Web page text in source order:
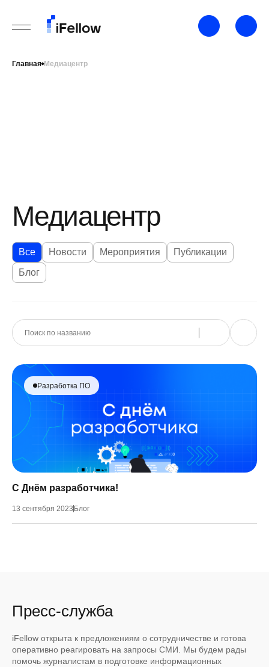
Главная Медиацентр
Медиацентр
Все Новости Мероприятия
Публикации
Блог
Разработка ПО
С Днём разработчика!
13 сентября 2023 Блог
Пресс-служба
iFellow открыта к предложениям о сотрудничестве и готова
оперативно реагировать на запросы СМИ. Мы будем рады
помочь журналистам в подготовке информационных